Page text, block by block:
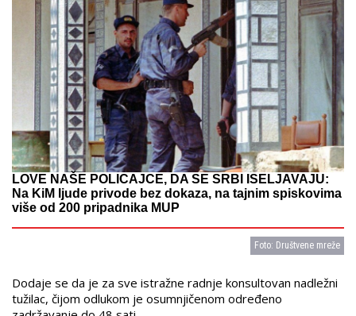
Foto: Društvene mreže
LOVE NAŠE POLICAJCE, DA SE SRBI ISELJAVAJU:
Na KiM ljude privode bez dokaza, na tajnim spiskovima
više od 200 pripadnika MUP
Dodaje se da je za sve istražne radnje konsultovan nadležni
tužilac, čijom odlukom je osumnjičenom određeno